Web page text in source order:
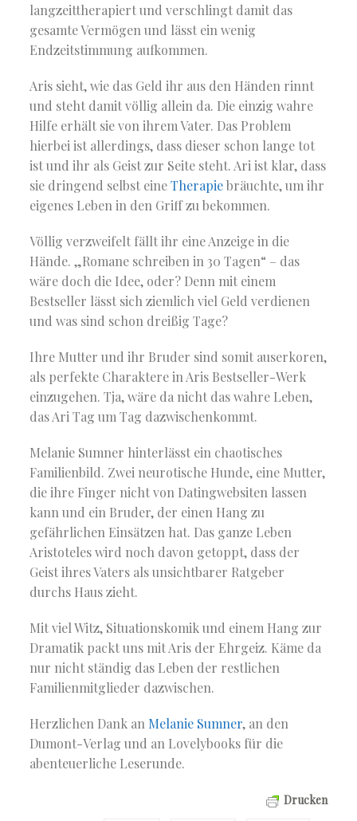
langzeittherapiert und verschlingt damit das
gesamte Vermögen und lässt ein wenig
Endzeitstimmung aufkommen.
Aris sieht, wie das Geld ihr aus den Händen rinnt
und steht damit völlig allein da. Die einzig wahre
Hilfe erhält sie von ihrem Vater. Das Problem
hierbei ist allerdings, dass dieser schon lange tot
ist und ihr als Geist zur Seite steht. Ari ist klar, dass
sie dringend selbst eineTherapiebräuchte, um ihr
eigenes Leben in den Griff zu bekommen.
Völlig verzweifelt fällt ihr eine Anzeige in die
Hände. „Romane schreiben in 30 Tagen“ – das
wäre doch die Idee, oder? Denn mit einem
Bestseller lässt sich ziemlich viel Geld verdienen
und was sind schon dreißig Tage?
Ihre Mutter und ihr Bruder sind somit auserkoren,
als perfekte Charaktere in Aris Bestseller-Werk
einzugehen. Tja, wäre da nicht das wahre Leben,
das Ari Tag um Tag dazwischenkommt.
Melanie Sumner hinterlässt ein chaotisches
Familienbild. Zwei neurotische Hunde, eine Mutter,
die ihre Finger nicht von Datingwebsiten lassen
kann und ein Bruder, der einen Hang zu
gefährlichen Einsätzen hat. Das ganze Leben
Aristoteles wird noch davon getoppt, dass der
Geist ihres Vaters als unsichtbarer Ratgeber
durchs Haus zieht.
Mit viel Witz, Situationskomik und einem Hang zur
Dramatik packt uns mit Aris der Ehrgeiz. Käme da
nur nicht ständig das Leben der restlichen
Familienmitglieder dazwischen.
Herzlichen Dank an Melanie Sumner, an den
Dumont-Verlag und an Lovelybooks für die
abenteuerliche Leserunde.
Drucken